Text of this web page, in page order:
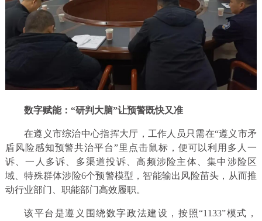
数字赋能：“研判大脑”让预警既快又准
在遵义市综治中心指挥大厅，工作人员只需在“遵义市矛
盾风险感知预警共治平台”里点击鼠标，便可以利用多人一
诉、一人多诉、多渠道投诉、高频涉险主体、集中涉险区
域、特殊群体涉险6个预警模型，智能输出风险苗头，从而推
动行业部门、职能部门高效履职。
该平台是遵义围绕数字政法建设，按照“1133”模式，